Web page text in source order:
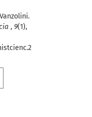
, 9(1),